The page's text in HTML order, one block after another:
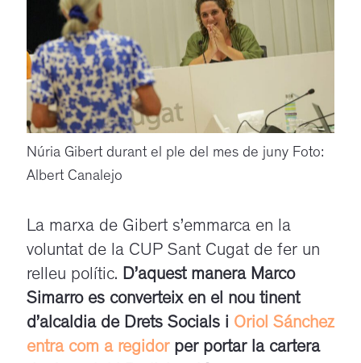
Núria Gibert durant el ple del mes de juny Foto:
Albert Canalejo
La marxa de Gibert s’emmarca en la
voluntat de la CUP Sant Cugat de fer un
relleu polític. D’aquest manera Marco
Simarro es converteix en el nou tinent
d’alcaldia de Drets Socials i Oriol Sánchez
entra com a regidor per portar la cartera